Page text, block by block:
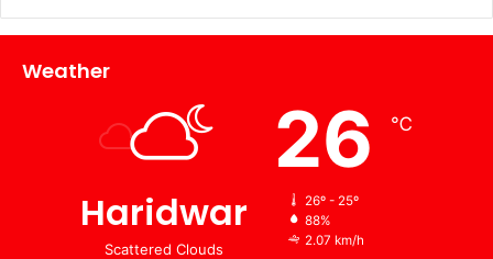
Weather
Haridwar
Scattered Clouds
26 ℃
26º - 25º
88%
2.07 km/h